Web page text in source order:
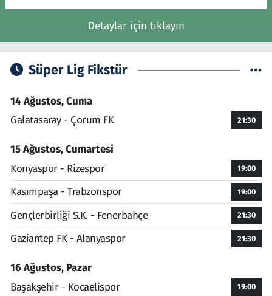
Detaylar için tıklayın
Süper Lig Fikstür
14 Ağustos, Cuma
Galatasaray - Çorum FK
21:30
15 Ağustos, Cumartesi
Konyaspor - Rizespor
19:00
Kasımpaşa - Trabzonspor 19:00
Gençlerbirliği S.K. - Fenerbahçe 21:30
Gaziantep FK - Alanyaspor 21:30
16 Ağustos, Pazar
Başakşehir - Kocaelispor
19:00